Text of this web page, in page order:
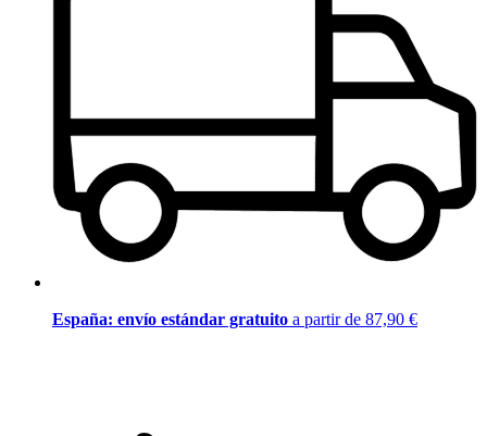
España: envío estándar gratuito a partir de 87,90 €